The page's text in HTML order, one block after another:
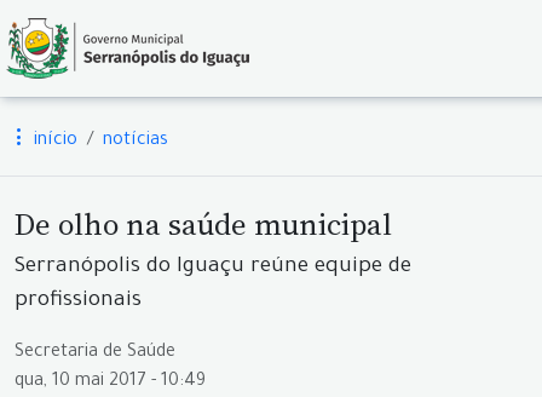
início notícias
De olho na saúde municipal
Serranópolis do Iguaçu reúne equipe de
profissionais
Secretaria de Saúde
qua, 10 mai 2017 - 10:49